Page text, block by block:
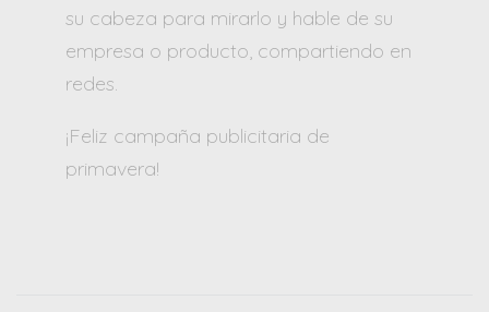
su cabeza para mirarlo y hable de su
empresa o producto, compartiendo en
redes.
¡Feliz campaña publicitaria de
primavera!